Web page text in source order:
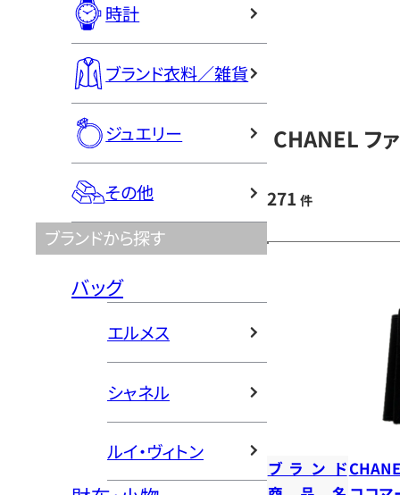
時計
ブランド衣料／雑貨
ジュエリー
その他
ブランドから探す
バッグ
エルメス
シャネル
ルイ・ヴィトン
CHANEL フ
271 件
ブランド